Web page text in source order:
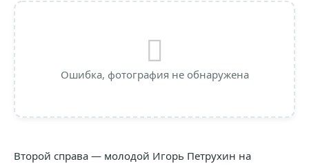
Ошибка, фотография не обнаружена
Второй справа — молодой Игорь Петрухин на